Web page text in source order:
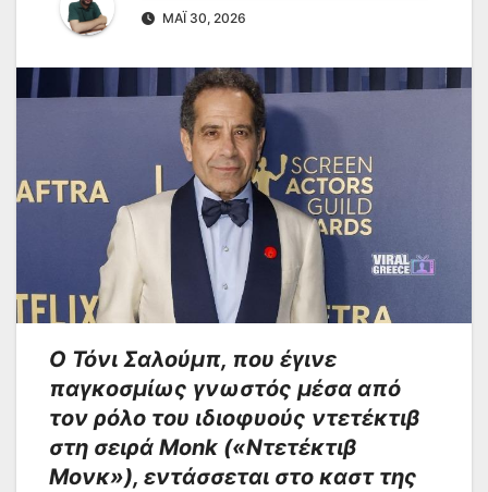
ΜΆΙ 30, 2026
Ο Τόνι Σαλούμπ, που έγινε
παγκοσμίως γνωστός μέσα από
τον ρόλο του ιδιοφυούς ντετέκτιβ
στη σειρά Monk («Ντετέκτιβ
Μονκ»), εντάσσεται στο καστ της